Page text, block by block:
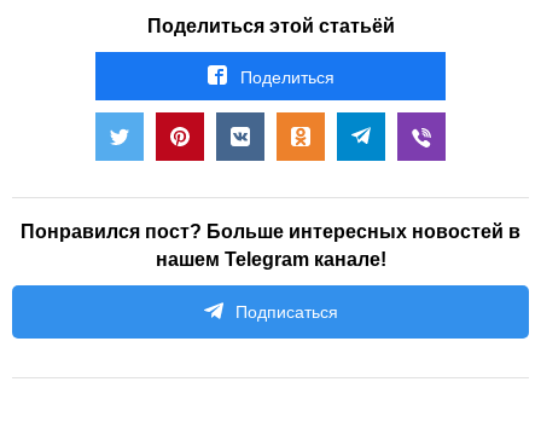
Поделиться этой статьёй
Поделиться
Понравился пост? Больше интересных новостей в
нашем Telegram канале!
Подписаться